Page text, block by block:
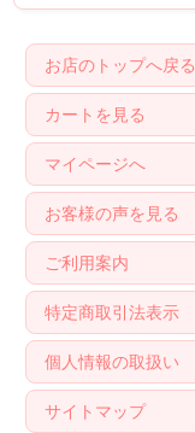
お店のトップへ戻る
カートを見る
マイページへ
お客様の声を見る
ご利用案内
特定商取引法表示
個人情報の取扱い
サイトマップ